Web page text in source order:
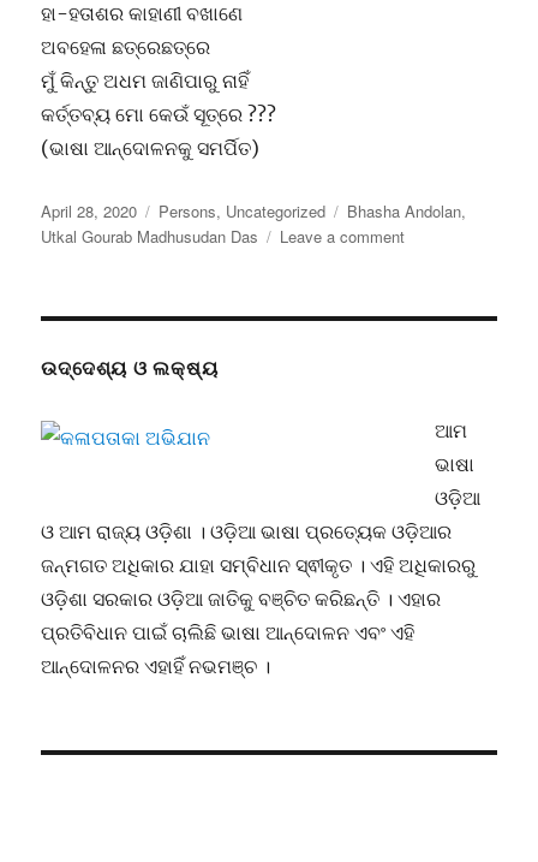
ହା-ହତାଶର କାହାଣୀ ବଖାଣେ
ଅବହେଳା ଛତ୍ରେଛତ୍ରେ
ମୁଁ କିନ୍ତୁ ଅଧମ ଜାଣିପାରୁ ନାହିଁ
କର୍ତ୍ତବ୍ୟ ମୋ କେଉଁ ସୂତ୍ରେ ???
(ଭାଷା ଆନ୍ଦୋଳନକୁ ସମର୍ପିତ)
Posted
on
April 28, 2020 Categories
Persons, Uncategorized Tags
Bhasha Andolan,
Utkal Gourab Madhusudan Das
Leave a commenton
ଉଦ୍ଦେଶ୍ୟ ଓ ଲକ୍ଷ୍ୟ
ଆମ
ଭାଷା
ଓଡ଼ିଆ
ଓ ଆମ ରାଜ୍ୟ ଓଡ଼ିଶା । ଓଡ଼ିଆ ଭାଷା ପ୍ରତ୍ୟେକ ଓଡ଼ିଆର
ଜନ୍ମଗତ ଅଧିକାର ଯାହା ସମ୍ବିଧାନ ସ୍ଵୀକୃତ । ଏହି ଅଧିକାରରୁ
ଓଡ଼ିଶା ସରକାର ଓଡ଼ିଆ ଜାତିକୁ ବଞ୍ଚିତ କରିଛନ୍ତି । ଏହାର
ପ୍ରତିବିଧାନ ପାଇଁ ଚାଲିଛି ଭାଷା ଆନ୍ଦୋଳନ ଏବଂ ଏହି
ଆନ୍ଦୋଳନର ଏହାହିଁ ନଭମଞ୍ଚ ।